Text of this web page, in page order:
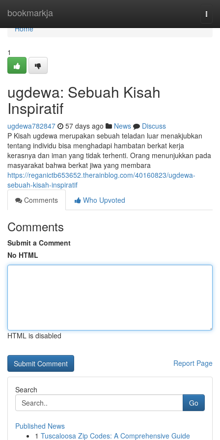
bookmarkja
Home
Home
1
ugdewa: Sebuah Kisah
Inspiratif
ugdewa782847 57 days ago News
Discuss
P Kisah ugdewa merupakan sebuah teladan luar menakjubkan
tentang individu bisa menghadapi hambatan berkat kerja
kerasnya dan iman yang tidak terhenti. Orang menunjukkan pada
masyarakat bahwa berkat jiwa yang membara
https://reganictb653652.therainblog.com/40160823/ugdewa-
sebuah-kisah-inspiratif
Comments
Who Upvoted
Comments
Submit a Comment
No HTML
HTML is disabled
Report Page
Search
Go
Published News
1 Tuscaloosa Zip Codes: A Comprehensive Guide